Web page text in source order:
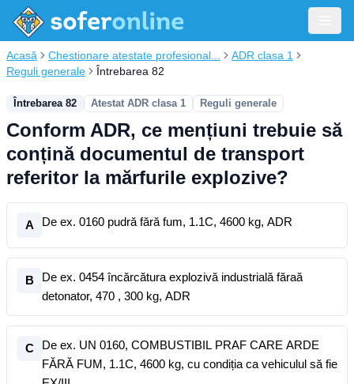
Acasă Chestionare atestate profesional...
ADR clasa 1
Reguli generale
Întrebarea 82
Întrebarea 82 Atestat ADR clasa 1 Reguli generale
Conform ADR, ce mențiuni trebuie să
conțină documentul de transport
referitor la mărfurile explozive?
A De ex. 0160 pudră fără fum, 1.1C, 4600 kg, ADR
B
De ex. 0454 încărcătura explozivă industrială făraă
detonator, 470 , 300 kg, ADR
C
De ex. UN 0160, COMBUSTIBIL PRAF CARE ARDE
FĂRĂ FUM, 1.1C, 4600 kg, cu condiția ca vehiculul să fie